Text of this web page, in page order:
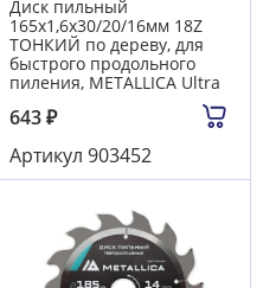
Диск пильный
165х1,6х30/20/16мм 18Z
ТОНКИЙ по дереву, для
быстрого продольного
пиления, METALLICA Ultra
643₽
Артикул 903452